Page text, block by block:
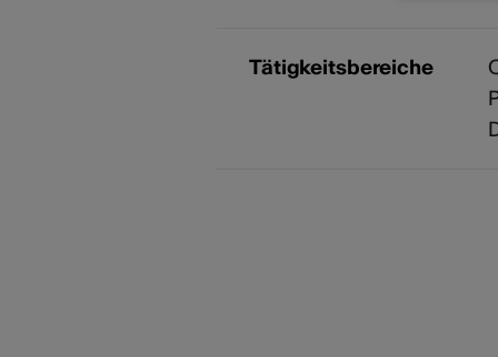
Tätigkeitsbereiche